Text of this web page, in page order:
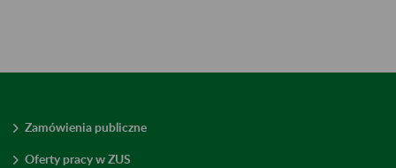
Zamówienia publiczne
Oferty pracy w ZUS